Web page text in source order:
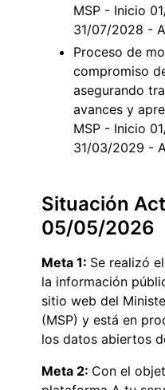
MSP - Inicio
31/07/2028 -
Proceso de
compromiso
asegurando
avances y
MSP - Inicio
31/03/2029 -
Situación
05/05/2026
Meta 1: Se realizó
la información
sitio web del
(MSP) y está en
los datos abiertos
Meta 2: Con el